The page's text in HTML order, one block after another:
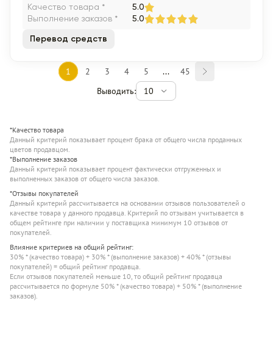
Качество товара *
5.0
Выполнение заказов * 5.0
Перевод средств
1 2 3 4 5 ...
45
Выводить:
10
*Качество товара
Данный критерий показывает процент брака от общего числа проданных
цветов продавцом.
*Выполнение заказов
Данный критерий показывает процент фактически отгруженных и
выполненных заказов от общего числа заказов.
*Отзывы покупателей
Данный критерий рассчитывается на основании отзывов пользователей о
качестве товара у данного продавца. Критерий по отзывам учитывается в
общем рейтинге при наличии у поставщика минимум 10 отзывов от
покупателей.
Влияние критериев на общий рейтинг:
30% * (качество товара) + 30% * (выполнение заказов) + 40% * (отзывы
покупателей) = общий рейтинг продавца.
Если отзывов покупателей меньше 10, то общий рейтинг продавца
рассчитывается по формуле 50% * (качество товара) + 50% * (выполнение
заказов).